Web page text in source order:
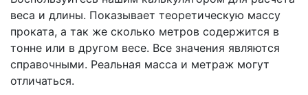
веса и длины. Показывает теоретическую массу
проката, а так же сколько метров содержится в
тонне или в другом весе. Все значения являются
справочными. Реальная масса и метраж могут
отличаться.